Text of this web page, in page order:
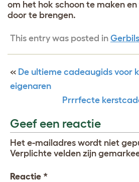
om het hok schoon te maken
door te brengen.
This entry was posted in Gerbils
« De ultieme cadeaugids voor
eigenaren
Prrrfecte
Geef een reactie
Het e-mailadres wordt niet
Verplichte velden zijn
Reactie *